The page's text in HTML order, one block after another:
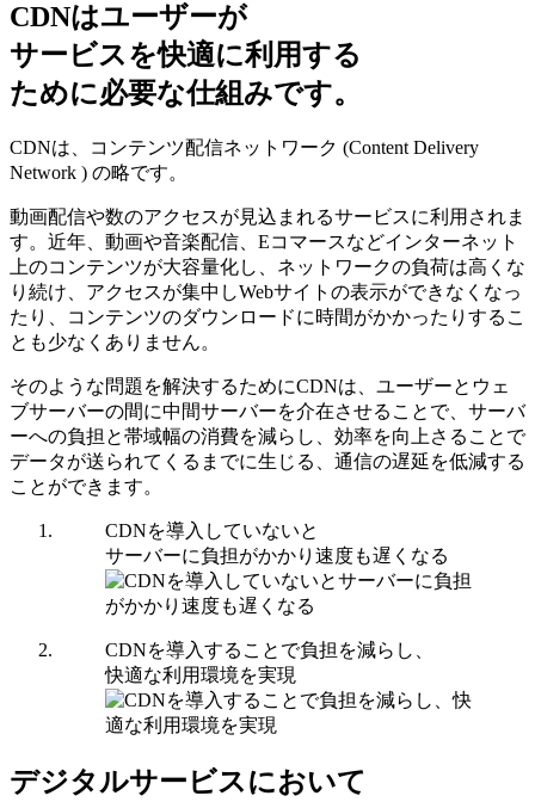
CDNはユーザーが
サービスを快適に利用する
ために必要な仕組みです。
CDNは、コンテンツ配信ネットワーク (Content Delivery
Network ) の略です。
動画配信や数のアクセスが見込まれるサービスに利用されま
す。近年、動画や音楽配信、Eコマースなどインターネット
上のコンテンツが大容量化し、ネットワークの負荷は高くな
り続け、アクセスが集中しWebサイトの表示ができなくなっ
たり、コンテンツのダウンロードに時間がかかったりするこ
とも少なくありません。
そのような問題を解決するためにCDNは、ユーザーとウェ
ブサーバーの間に中間サーバーを介在させることで、サーバ
ーへの負担と帯域幅の消費を減らし、効率を向上さることで
データが送られてくるまでに生じる、通信の遅延を低減する
ことができます。
CDNを導入していないと
サーバーに負担がかかり速度も遅くなる
CDNを導入することで負担を減らし、
快適な利用環境を実現
デジタルサービスにおいて